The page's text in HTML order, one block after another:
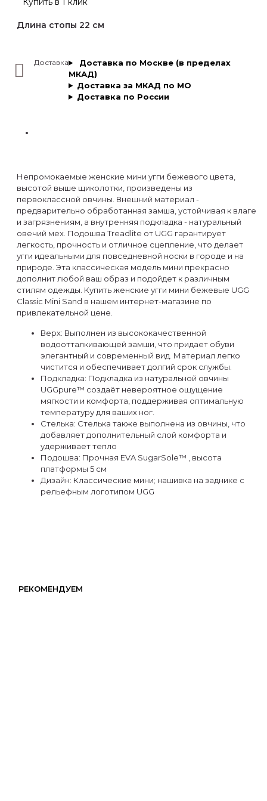
Длина стопы 22 см
Доставка
Доставка по Москве (в пределах
МКАД)
Доставка за МКАД по МО
Доставка по России
Непромокаемые женские мини угги бежевого цвета,
высотой выше щиколотки, произведены из
первоклассной овчины. Внешний материал -
предварительно обработанная замша, устойчивая к влаге
и загрязнениям, а внутренняя подкладка - натуральный
овечий мех. Подошва Treadlite от UGG гарантирует
легкость, прочность и отличное сцепление, что делает
угги идеальными для повседневной носки в городе и на
природе. Эта классическая модель мини прекрасно
дополнит любой ваш образ и подойдет к различным
стилям одежды. Купить женские угги мини бежевые UGG
Classic Mini Sand в нашем интернет-магазине по
привлекательной цене.
Верх: Выполнен из высококачественной
водоотталкивающей замши, что придает обуви
элегантный и современный вид. Материал легко
чистится и обеспечивает долгий срок службы.
Подкладка: Подкладка из натуральной овчины
UGGpure™ создаёт невероятное ощущение
мягкости и комфорта, поддерживая оптимальную
температуру для ваших ног.
Стелька: Стелька также выполнена из овчины, что
добавляет дополнительный слой комфорта и
удерживает тепло
Подошва: Прочная EVA SugarSole™ , высота
платформы 5 см
Дизайн: Классические мини; нашивка на заднике с
рельефным логотипом UGG
РЕКОМЕНДУЕМ